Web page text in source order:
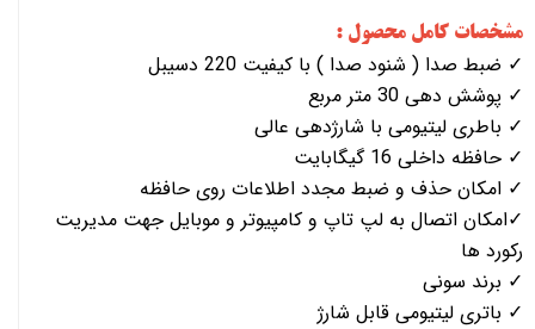
مشخصات کامل محصول :
✓ ضبط صدا ( شنود صدا ) با کیفیت 220 دسیبل
✓ پوشش دهی 30 متر مربع
✓ باطری لیتیومی با شارژدهی عالی
✓ حافظه داخلی 16 گیگابایت
✓ امکان حذف و ضبط مجدد اطلاعات روی حافظه
✓امکان اتصال به لپ تاپ و کامپیوتر و موبایل جهت مدیریت
رکورد ها
✓ برند سونی
✓ باتری لیتیومی قابل شارژ